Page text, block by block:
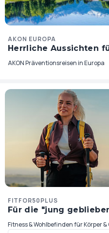
AKON EUROPA
Herrliche Aussichten
AKON Präventionsreisen in Europa
FITFOR50PLUS
Für die "jung
Fitness & Wohlbefinden für Körper &